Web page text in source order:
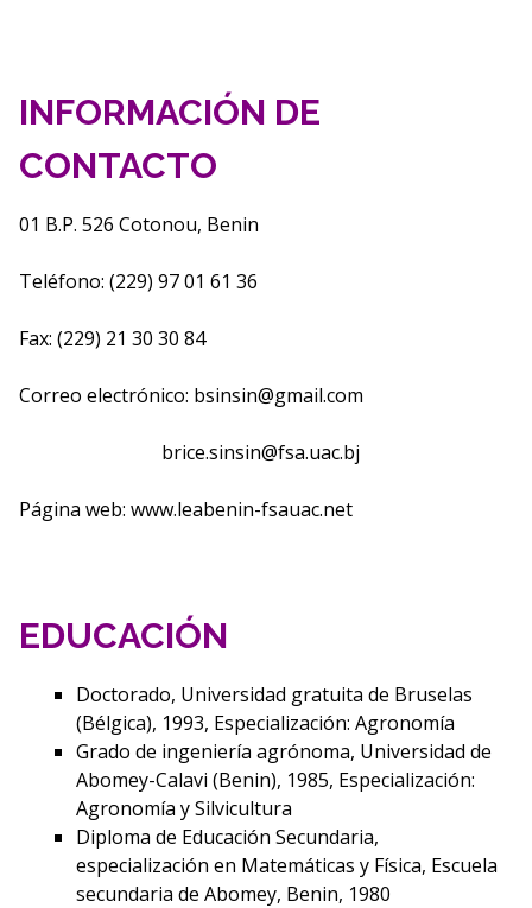
INFORMACIÓN DE
CONTACTO
01 B.P. 526 Cotonou, Benin
Teléfono: (229) 97 01 61 36
Fax: (229) 21 30 30 84
Correo electrónico: bsinsin@gmail.com
brice.sinsin@fsa.uac.bj
Página web: www.leabenin-fsauac.net
EDUCACIÓN
Doctorado, Universidad gratuita de Bruselas
(Bélgica), 1993, Especialización: Agronomía
Grado de ingeniería agrónoma, Universidad de
Abomey-Calavi (Benin), 1985, Especialización:
Agronomía y Silvicultura
Diploma de Educación Secundaria,
especialización en Matemáticas y Física, Escuela
secundaria de Abomey, Benin, 1980